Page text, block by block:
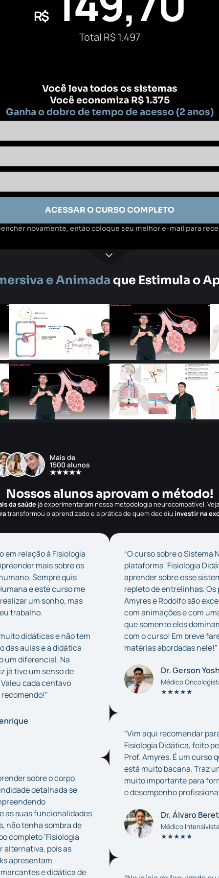
R$
Total R$ 1.497
Você leva todos os sistemas
Você economiza R$ 1.375
Ganha o dobro de tempo de acesso (2 anos)
ACESSAR O CURSO COMPLETO
novamente, então coloque seu melhor e-mail para
e Animada que Estimula o
Mais de
1500 alunos
★★★★★
Nossos alunos aprovam o método!
da saúdejá experimentaram nossa metodologia neurocompatível.
transformou o aprendizado e a prática de quem decidiu investir na
em relação à Fisiologia
mais sobre os
Sempre quis
e este curso me
um sonho, mas
trabalho.
didáticas e não tem
das aulas e a didática
um diferencial. Na
já tive um senso de
cada centavo
sobre o corpo
detalhada se
as suas funcionalidades
não tenha sombra de
completo ‘Fisiologia
alternativa, pois as
apresentam
e didática de
“O curso sobre o Sistema
plataforma ‘Fisiologia
aprender sobre esse
repleto de entrelinhas. Os
Amyres e Rodolfo são
com animações e com
que somente eles
com o curso! Em breve
matérias abordadas nele!”
Dr. Gerson
Médico
★★★★★
“Vim aqui recomendar
Fisiologia Didática, feito
Prof. Amyres. É um curso
está muito bacana. Traz
muito importante para
e desempenho
Dr. Álvaro
Médico
★★★★★